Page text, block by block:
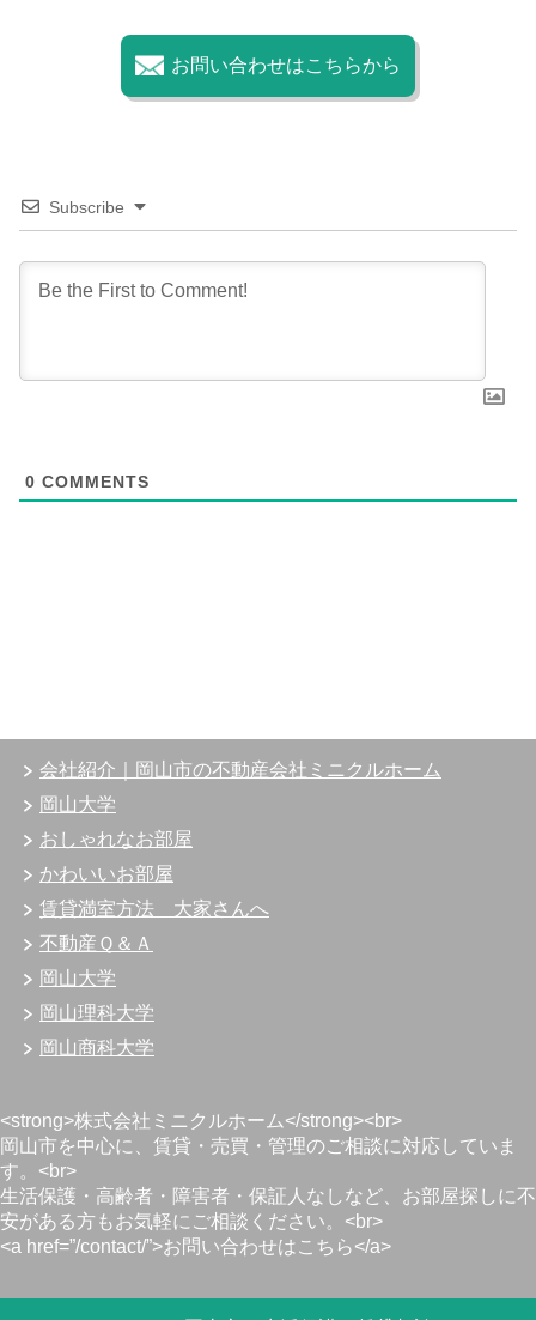
お問い合わせはこちらから
Subscribe
0 COMMENTS
会社紹介｜岡山市の不動産会社ミニクルホーム
岡山大学
おしゃれなお部屋
かわいいお部屋
賃貸満室方法 大家さんへ
不動産Ｑ＆Ａ
岡山大学
岡山理科大学
岡山商科大学
<strong>株式会社ミニクルホーム</strong><br>
岡山市を中心に、賃貸・売買・管理のご相談に対応していま
す。<br>
生活保護・高齢者・障害者・保証人なしなど、お部屋探しに不
安がある方もお気軽にご相談ください。<br>
<a href=”/contact/”>お問い合わせはこちら</a>